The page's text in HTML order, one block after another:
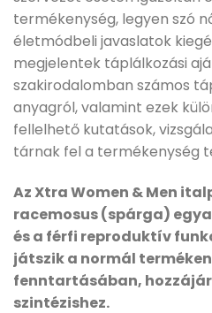
termékenység, legyen szó
életmódbeli javaslatok
megjelentek táplálkozási
szakirodalomban számos
anyagról, valamint ezek
fellelhető kutatások,
tárnak fel a termékenység
Az Xtra Women & Men
racemosus (spárga)
és a férfi reproduktív
játszik a normál
fenntartásában,
szintézishez.